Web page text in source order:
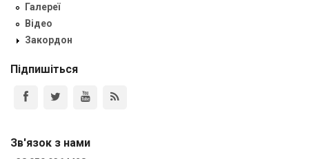
Галереї
Відео
Закордон
Підпишіться
Зв'язок з нами